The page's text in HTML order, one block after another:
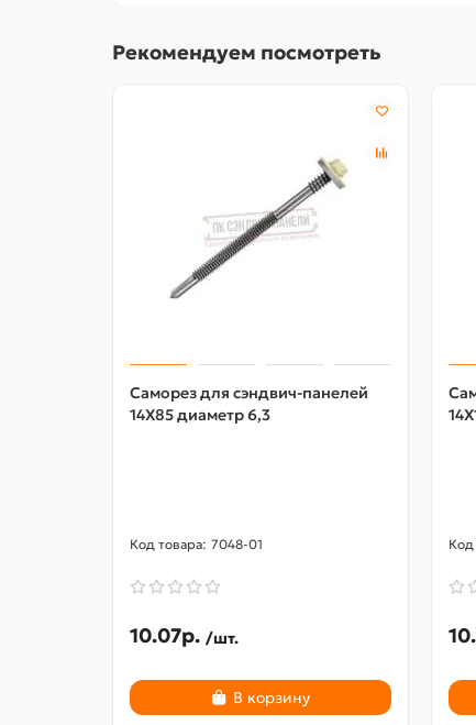
Рекомендуем посмотреть
Саморез для сэндвич-панелей
14X85 диаметр 6,3
7048-01
10.07р. /шт.
В корзину